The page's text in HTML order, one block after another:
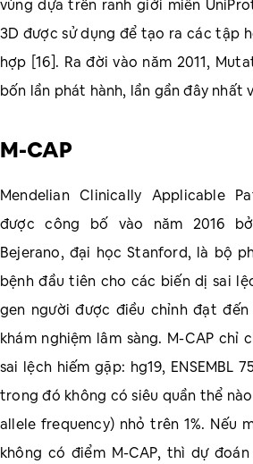
vùng dựa trên ranh giới miền
3D được sử dụng để tạo ra các tập
hợp [16]. Ra đời vào năm 2011,
bốn lần phát hành, lần gần đây nhất
M-CAP
Mendelian Clinically Applicable
được công bố vào năm 2016
Bejerano, đại học Stanford, là bộ
bệnh đầu tiên cho các biến dị sai
gen người được điều chỉnh đạt
khám nghiệm lâm sàng. M-CAP chỉ
sai lệch hiếm gặp: hg19, ENSEMBL
trong đó không có siêu quần thể
allele frequency) nhỏ trên 1%. Nếu
không có điểm M-CAP, thì dự